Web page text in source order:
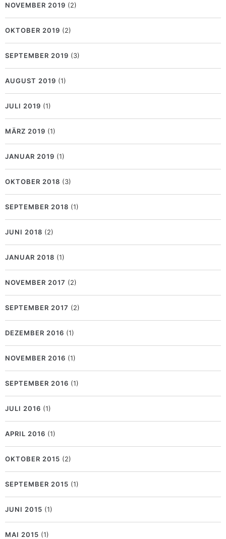
NOVEMBER 2019 (2)
OKTOBER 2019 (2)
SEPTEMBER 2019 (3)
AUGUST 2019 (1)
JULI 2019 (1)
MÄRZ 2019 (1)
JANUAR 2019 (1)
OKTOBER 2018 (3)
SEPTEMBER 2018 (1)
JUNI 2018 (2)
JANUAR 2018 (1)
NOVEMBER 2017 (2)
SEPTEMBER 2017 (2)
DEZEMBER 2016 (1)
NOVEMBER 2016 (1)
SEPTEMBER 2016 (1)
JULI 2016 (1)
APRIL 2016 (1)
OKTOBER 2015 (2)
SEPTEMBER 2015 (1)
JUNI 2015 (1)
MAI 2015 (1)